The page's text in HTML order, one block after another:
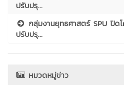
ปรับปรุ...
กลุ่มงานยุทธศาสตร์ SPU ปิด
ปรับปรุ...
หมวดหมู่ข่าว